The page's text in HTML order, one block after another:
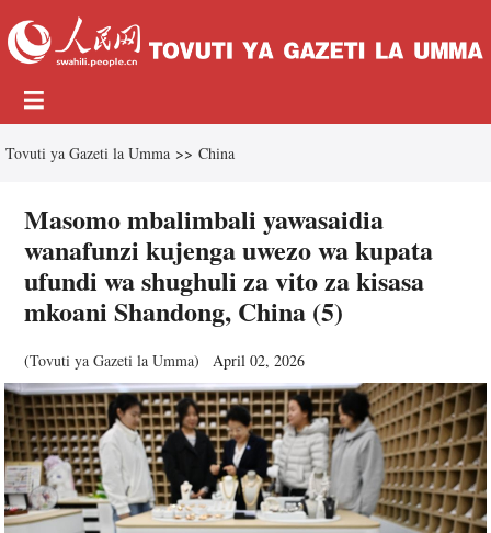
Tovuti ya Gazeti la Umma >> China
Masomo mbalimbali yawasaidia
wanafunzi kujenga uwezo wa kupata
ufundi wa shughuli za vito za kisasa
mkoani Shandong, China (5)
(Tovuti ya Gazeti la Umma) April 02, 2026